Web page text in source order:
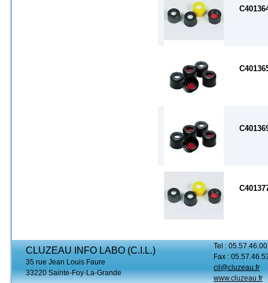
CLUZEAU INFO LABO (C.I.L.)
35 rue Jean Louis Faure
33220 Sainte-Foy-La-Grande
Tel :
Fax :
cil@cluzeau.fr
www.cluzeau.fr